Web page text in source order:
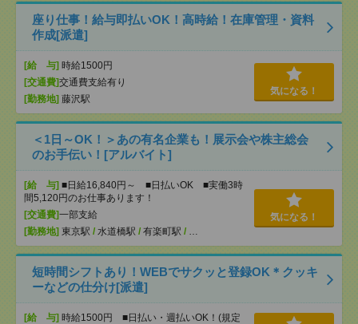
座り仕事！給与即払いOK！高時給！在庫管理・資料
作成[派遣]
[給 与] 時給1500円
[交通費]交通費支給有り
[勤務地] 藤沢駅
気になる！
＜1日～OK！＞あの有名企業も！展示会や株主総会
のお手伝い！[アルバイト]
[給 与] ■日給16,840円～ ■日払いOK ■実働3時
間5,120円のお仕事あります！
[交通費]一部支給
[勤務地] 東京駅 / 水道橋駅 / 有楽町駅 / …
気になる！
短時間シフトあり！WEBでサクッと登録OK＊クッキ
ーなどの仕分け[派遣]
[給 与] 時給1500円 ■日払い・週払いOK！(規定